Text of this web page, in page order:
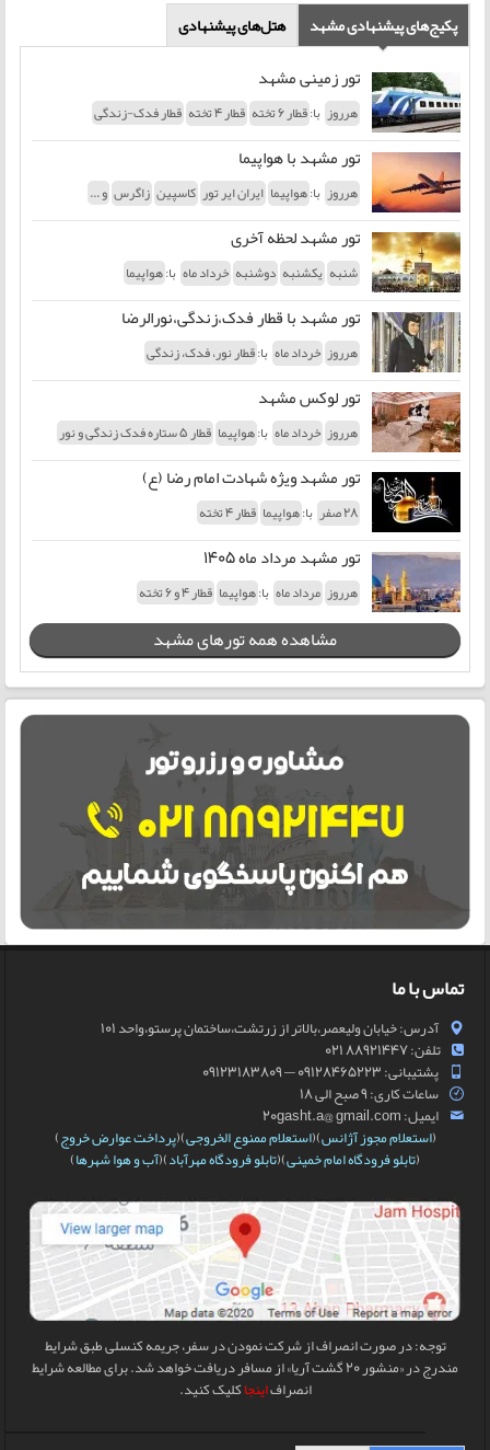
پکیج‌های پیشنهادی مشهد هتل‌های پیشنهادی
تور زمینی مشهد
هرروز با:قطار 6 تخته قطار 4 تخته قطار فدک-زندگی
تور مشهد با هواپیما
هرروز با:هواپیما ایران ایر تور کاسپین زاگرس و ...
تور مشهد لحظه آخری
شنبه یکشنبه دوشنبه خرداد ماه با:هواپیما
تور مشهد با قطار فدک،زندگی،نورالرضا
هرروز خرداد ماه با:قطار نور، فدک، زندگی
تور لوکس مشهد
هرروز خرداد ماه با:هواپیما قطار 5 ستاره فدک زندگی و نور
تور مشهد ویژه شهادت امام رضا (ع)
28 صفر با:هواپیما قطار 4 تخته
تور مشهد مرداد ماه 1405
هرروز مرداد ماه با:هواپیما قطار 4 و 6 تخته
مشاهده همه تورهای مشهد
تماس با ما
آدرس: خیابان ولیعصر،بالاتر از زرتشت،ساختمان پرستو،واحد 101
تلفن: 88921447 021
پشتیبانی: 09128465223 — 09123183809
ساعات کاری: 9 صبح الی 18
ایمیل: 20gasht.a@ gmail.com
(استعلام مجوز آژانس)(استعلام ممنوع الخروجی)(پرداخت عوارض خروج)
(تابلو فرودگاه امام خمینی)(تابلو فرودگاه مهرآباد)(آب و هوا شهرها)
توجه: در صورت انصراف از شرکت نمودن در سفر، جریمه کنسلی طبق شرایط
مندرج در «منشور 20 گشت آریا» از مسافر دریافت خواهد شد. برای مطالعه شرایط
انصرافاینجاکلیک کنید.